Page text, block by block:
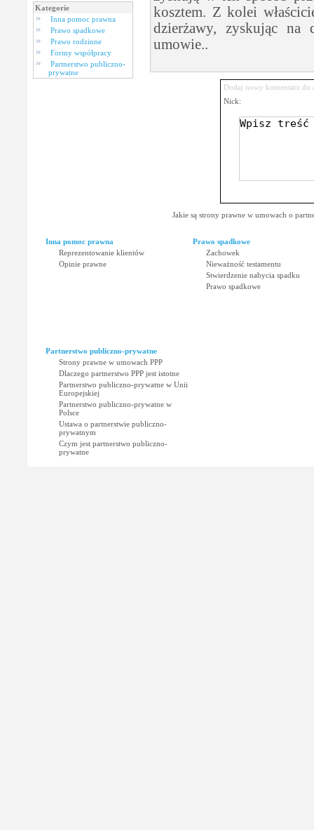
Kategorie
Inna pomoc prawna
Prawo spadkowe
Prawo rodzinne
Formy współpracy
Partnerstwo publiczno-
prywatne
kosztem. Z kolei
dzierżawy, zyskując na
umowie..
Dodaj nowy komentarz do
Nick:
Jakie są strony prawne w umowach o
Inna pomoc prawna
Reprezentowanie klientów
Opinie prawne
Prawo spadkowe
Zachowek
Nieważność testamentu
Stwierdzenie nabycia spadku
Prawo spadkowe
Partnerstwo publiczno-prywatne
Strony prawne w umowach PPP
Dlaczego partnerstwo PPP jest istotne
Partnerstwo publiczno-prywatne w Unii
Europejskiej
Partnerstwo publiczno-prywatne w
Polsce
Ustawa o partnerstwie publiczno-
prywatnym
Czym jest partnerstwo publiczno-
prywatne